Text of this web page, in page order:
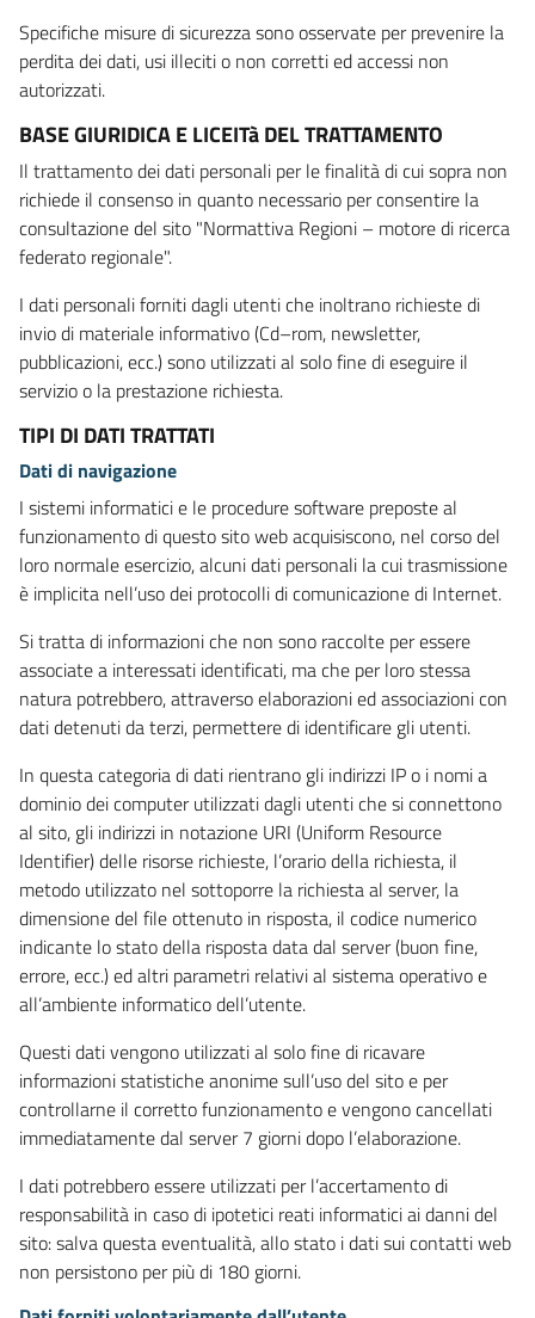
Specifiche misure di sicurezza sono osservate per prevenire la
perdita dei dati, usi illeciti o non corretti ed accessi non
autorizzati.
BASE GIURIDICA E LICEITà DEL TRATTAMENTO
Il trattamento dei dati personali per le finalità di cui sopra non
richiede il consenso in quanto necessario per consentire la
consultazione del sito "Normattiva Regioni – motore di ricerca
federato regionale".
I dati personali forniti dagli utenti che inoltrano richieste di
invio di materiale informativo (Cd–rom, newsletter,
pubblicazioni, ecc.) sono utilizzati al solo fine di eseguire il
servizio o la prestazione richiesta.
TIPI DI DATI TRATTATI
Dati di navigazione
I sistemi informatici e le procedure software preposte al
funzionamento di questo sito web acquisiscono, nel corso del
loro normale esercizio, alcuni dati personali la cui trasmissione
è implicita nell’uso dei protocolli di comunicazione di Internet.
Si tratta di informazioni che non sono raccolte per essere
associate a interessati identificati, ma che per loro stessa
natura potrebbero, attraverso elaborazioni ed associazioni con
dati detenuti da terzi, permettere di identificare gli utenti.
In questa categoria di dati rientrano gli indirizzi IP o i nomi a
dominio dei computer utilizzati dagli utenti che si connettono
al sito, gli indirizzi in notazione URI (Uniform Resource
Identifier) delle risorse richieste, l’orario della richiesta, il
metodo utilizzato nel sottoporre la richiesta al server, la
dimensione del file ottenuto in risposta, il codice numerico
indicante lo stato della risposta data dal server (buon fine,
errore, ecc.) ed altri parametri relativi al sistema operativo e
all’ambiente informatico dell’utente.
Questi dati vengono utilizzati al solo fine di ricavare
informazioni statistiche anonime sull’uso del sito e per
controllarne il corretto funzionamento e vengono cancellati
immediatamente dal server 7 giorni dopo l’elaborazione.
I dati potrebbero essere utilizzati per l’accertamento di
responsabilità in caso di ipotetici reati informatici ai danni del
sito: salva questa eventualità, allo stato i dati sui contatti web
non persistono per più di 180 giorni.